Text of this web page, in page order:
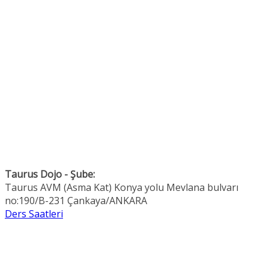
Taurus Dojo - Şube:
Taurus AVM (Asma Kat) Konya yolu Mevlana bulvarı
no:190/B-231 Çankaya/ANKARA
Ders Saatleri